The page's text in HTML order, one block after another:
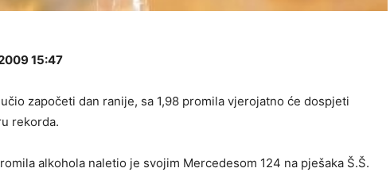
15:47
započeti dan ranije, sa 1,98 promila vjerojatno će dospjeti
rekorda.
alkohola naletio je svojim Mercedesom 124 na pješaka Š.Š.